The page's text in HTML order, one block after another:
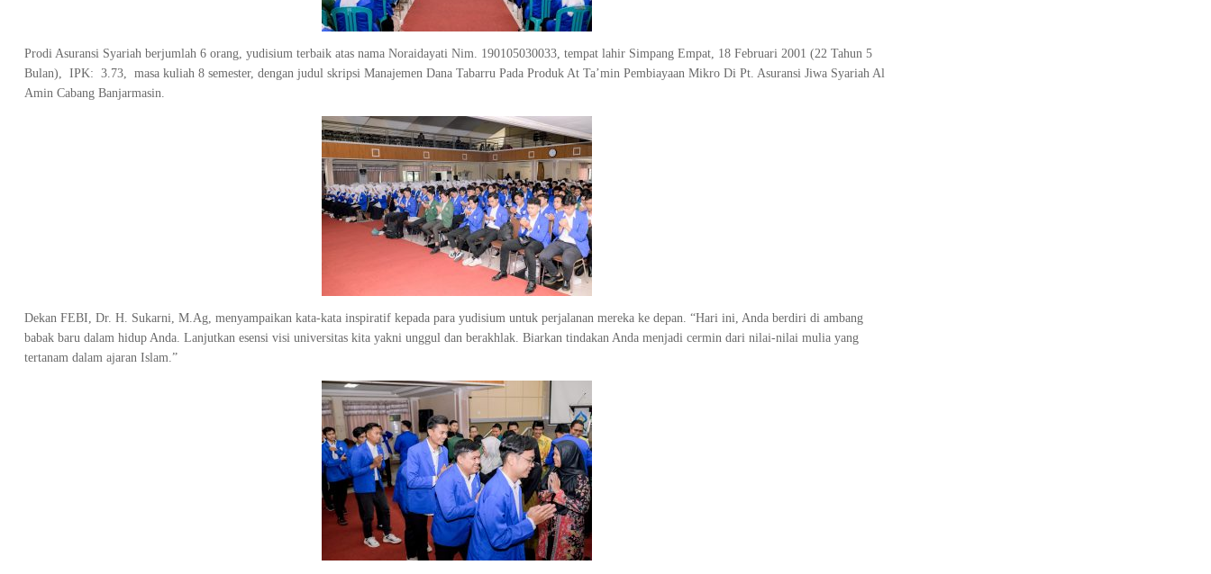
Prodi Asuransi Syariah berjumlah 6 orang, yudisium terbaik atas nama Noraidayati Nim. 190105030033, tempat lahir Simpang Empat, 18 Februari 2001 (22 Tahun 5
Bulan), IPK: 3.73, masa kuliah 8 semester, dengan judul skripsi Manajemen Dana Tabarru Pada Produk At Ta’min Pembiayaan Mikro Di Pt. Asuransi Jiwa Syariah Al
Amin Cabang Banjarmasin.
Dekan FEBI, Dr. H. Sukarni, M.Ag, menyampaikan kata-kata inspiratif kepada para yudisium untuk perjalanan mereka ke depan. “Hari ini, Anda berdiri di ambang
babak baru dalam hidup Anda. Lanjutkan esensi visi universitas kita yakni unggul dan berakhlak. Biarkan tindakan Anda menjadi cermin dari nilai-nilai mulia yang
tertanam dalam ajaran Islam.”